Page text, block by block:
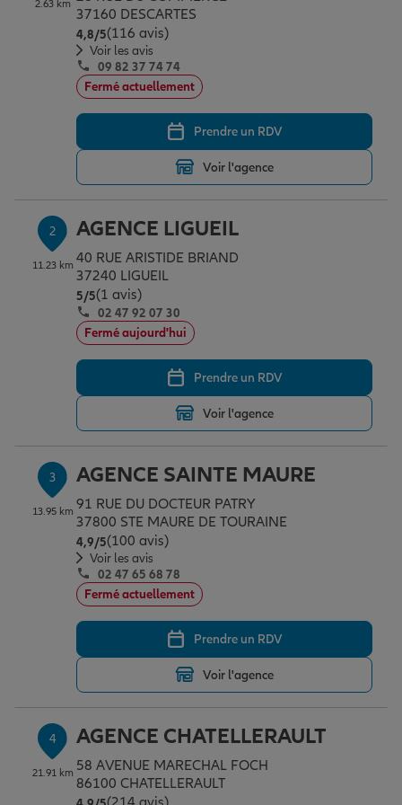
Assurance emprunteur
Prévoyance et dépendance
Assurance animal de compagnie
Protection de la famille
Protection juridique
Épargne & retraite
Plan épargne retraite
Assurance vie
Placements financiers
Investissements immobiliers
Transmission
Vos projets
Partir en vacances
Déménager
Changer de voiture
Départ à la retraite
Préparer l’avenir
Conseil assurance
Outre-mer
Assurance auto
Assurance habitation
Le Pack Famille
Garantie des accidents de la vie
Assurance scolaire
Protection juridique
Retraite
Tous nos devis d'assurance
Professionnels
Allianz en France
2.63 km
37160 DESCARTES
4,8/5Note de 4.8 sur 5
(116 avis)
Voir les avis
09 82 37 74 74
Fermé actuellement
Prendre un RDV
Voir l'agence
2
11.23 km
AGENCE LIGUEIL
40 RUE ARISTIDE BRIAND
37240 LIGUEIL
5/5Note de 5 sur 5
(1 avis)
02 47 92 07 30
Fermé aujourd'hui
Prendre un RDV
Voir l'agence
3
13.95 km
AGENCE SAINTE MAURE
91 RUE DU DOCTEUR PATRY
37800 STE MAURE DE TOURAINE
4,9/5Note de 4.9 sur 5
(100 avis)
Voir les avis
02 47 65 68 78
Fermé actuellement
Prendre un RDV
Voir l'agence
4
21.91 km
AGENCE CHATELLERAULT
58 AVENUE MARECHAL FOCH
86100 CHATELLERAULT
Note de 4.9 sur 5